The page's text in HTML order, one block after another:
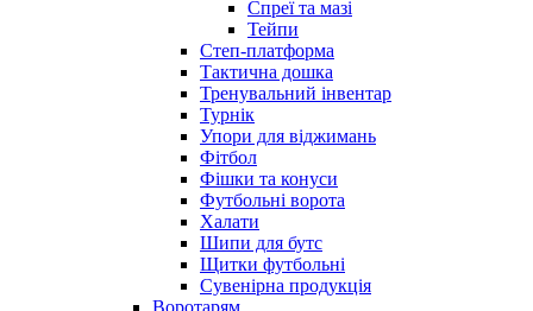
Спреї та мазі
Тейпи
Степ-платформа
Тактична дошка
Тренувальний інвентар
Турнік
Упори для віджимань
Фітбол
Фішки та конуси
Футбольні ворота
Халати
Шипи для бутс
Щитки футбольні
Сувенірна продукція
Воротарям